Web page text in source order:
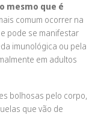
mesmo que é
comum ocorrer na
pode se manifestar
imunológica ou pela
em adultos
bolhosas pelo corpo,
que vão de